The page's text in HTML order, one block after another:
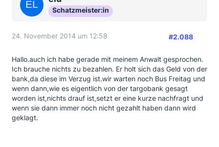
Schatzmeister:in
24. November 2014 um 12:58 #2.088
Hallo.auch ich habe gerade mit meinem Anwalt gesprochen.
Ich brauche nichts zu bezahlen. Er holt sich das Geld von der
bank,da diese im Verzug ist.wir warten noch Bus Freitag und
wenn dann,wie es eigentlich von der targobank gesagt
worden ist,nichts drauf ist,setzt er eine kurze nachfragt und
wenn sie dann immer noch nicht gezahlt haben dann wird
geklagt.